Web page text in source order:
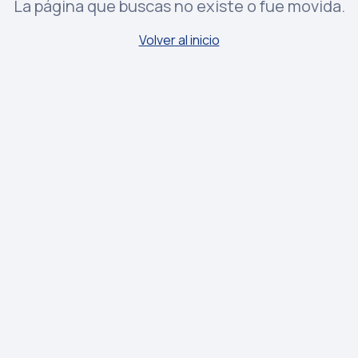
La página que buscas no existe o fue movida.
Volver al inicio